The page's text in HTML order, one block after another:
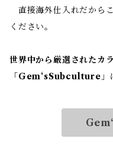
直接海外仕入れだから
ください。
世界中から厳選されたカ
「 Gem‘sSubculture